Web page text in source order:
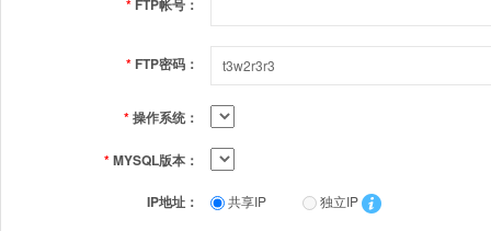
* FTP帐号：
* FTP密码：
*操作系统：
*MYSQL版本：
IP地址： 共享IP 独立IP